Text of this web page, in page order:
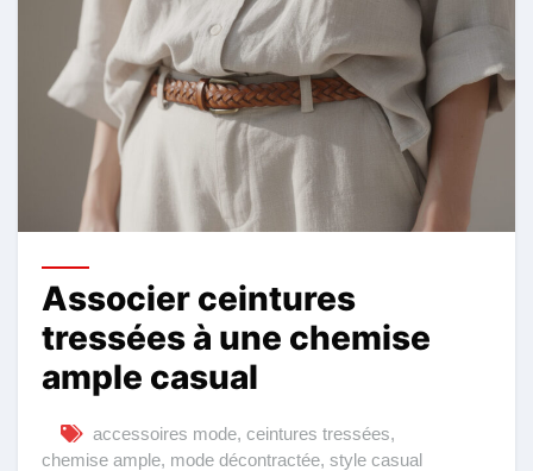
Associer ceintures
tressées à une chemise
ample casual
accessoires mode, ceintures tressées,
chemise ample, mode décontractée, style casual